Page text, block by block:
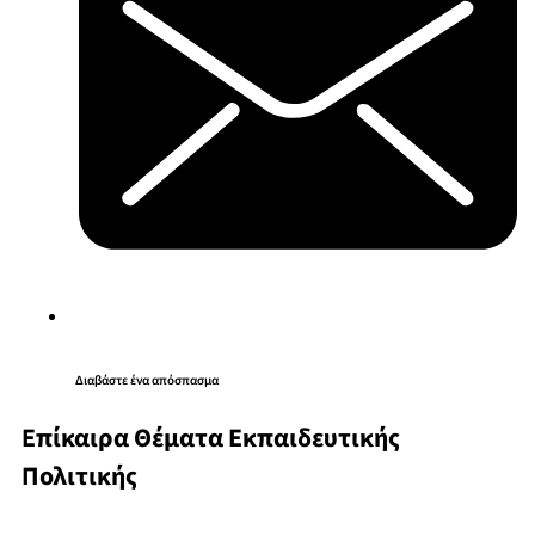
Διαβάστε ένα απόσπασμα
Επίκαιρα Θέματα Εκπαιδευτικής
Πολιτικής